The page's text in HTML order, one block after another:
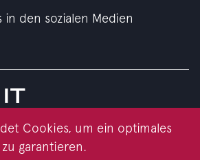
in den sozialen Medien
Cookies, um ein optimales
garantieren.